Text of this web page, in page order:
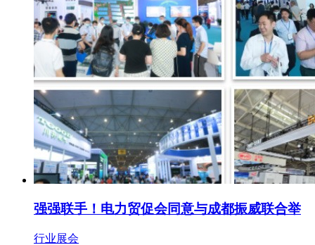
强强联手！电力贸促会同意与成都振威联合举
行业展会